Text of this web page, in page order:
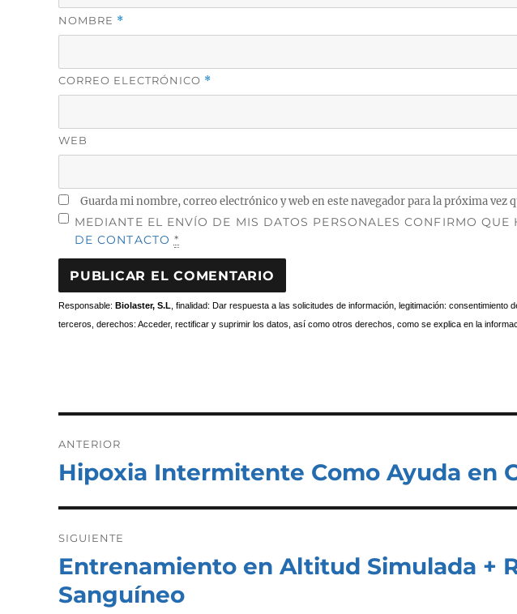
NOMBRE *
CORREO ELECTRÓNICO *
WEB
Guarda mi nombre, correo electrónico y web en este navegador para la próxima vez
MEDIANTE EL ENVÍO DE MIS DATOS PERSONALES CONFIRMO QUE
DE CONTACTO *
Responsable: Biolaster, S.L , finalidad: Dar respuesta a las solicitudes de información, legitimación:
terceros, derechos: Acceder, rectificar y suprimir los datos, así como otros derechos, como se explica en la
de
entradas
ANTERIOR
Entrada
anterior:
Hipoxia Intermitente Como Ayuda en
SIGUIENTE
Entrada
Entrenamiento en Altitud Simulada +
Sanguíneo